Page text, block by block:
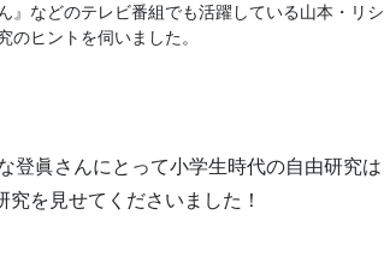
』などのテレビ番組でも活躍している山本・リシ
ヒントを伺いました。
登眞さんにとって小学生時代の自由研究は
を見せてくださいました！